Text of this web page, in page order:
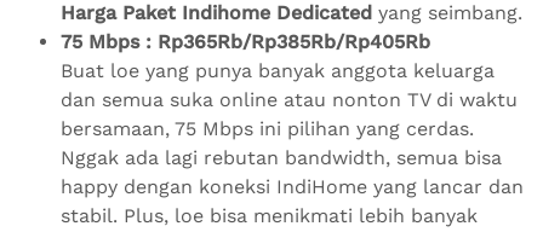
Harga Paket Indihome Dedicated yang seimbang.
75 Mbps : Rp365Rb/Rp385Rb/Rp405Rb
Buat loe yang punya banyak anggota keluarga
dan semua suka online atau nonton TV di waktu
bersamaan, 75 Mbps ini pilihan yang cerdas.
Nggak ada lagi rebutan bandwidth, semua bisa
happy dengan koneksi IndiHome yang lancar dan
stabil. Plus, loe bisa menikmati lebih banyak